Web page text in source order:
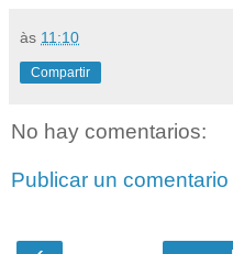
às 11:10
Compartir
No hay comentarios:
Publicar un comentario